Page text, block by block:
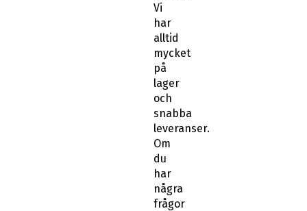
Vi
har
alltid
mycket
på
lager
och
snabba
leveranser.
Om
du
har
några
frågor